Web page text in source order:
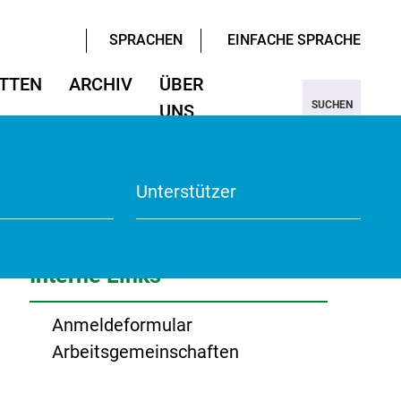
SPRACHEN EINFACHE SPRACHE
ARCHIV
ÜBER
UNS
Unterstützer
SUCHEN
Interne Links
Anmeldeformular
Arbeitsgemeinschaften